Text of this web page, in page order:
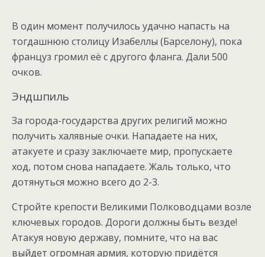
В один момент получилось удачно напасть на
тогдашнюю столицу Изабеллы (Барселону), пока
француз громил её с другого фланга. Дали 500
очков.
Эндшпиль
За города-государства других религий можно
получить халявные очки. Нападаете на них,
атакуете и сразу заключаете мир, пропускаете
ход, потом снова нападаете. Жаль только, что
дотянуться можно всего до 2-3.
Стройте крепости Великими Полководцами возле
ключевых городов. Дороги должны быть везде!
Атакуя новую державу, помните, что на вас
выйдет огромная армия, которую придётся